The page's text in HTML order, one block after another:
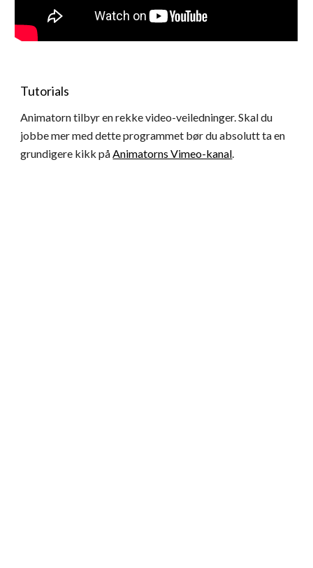
Tutorials
Animatorn tilbyr en rekke video-veiledninger. Skal du
jobbe mer med dette programmet bør du absolutt ta en
grundigere kikk på Animatorns Vimeo-kanal.